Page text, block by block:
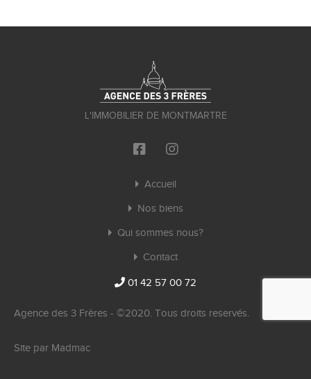
L'IMMOBILIER DE MONTMARTRE
Accueil
Nos biens
Qui sommes nous?
Contact
01 42 57 00 72
Agence des 3 Frères - ©2020. Tous droits reservés.
Site par Madmac